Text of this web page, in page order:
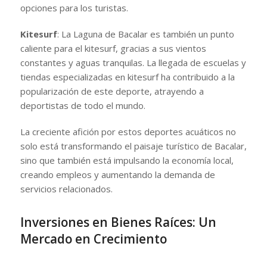
opciones para los turistas.
Kitesurf: La Laguna de Bacalar es también un punto
caliente para el kitesurf, gracias a sus vientos
constantes y aguas tranquilas. La llegada de escuelas y
tiendas especializadas en kitesurf ha contribuido a la
popularización de este deporte, atrayendo a
deportistas de todo el mundo.
La creciente afición por estos deportes acuáticos no
solo está transformando el paisaje turístico de Bacalar,
sino que también está impulsando la economía local,
creando empleos y aumentando la demanda de
servicios relacionados.
Inversiones en Bienes Raíces: Un
Mercado en Crecimiento